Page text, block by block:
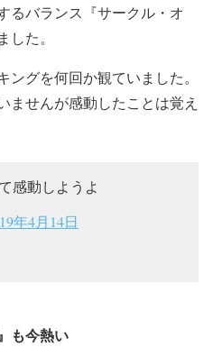
るバランス『サークル・オ
た。
グを何回か観ていました。
ませんが感動したことは覚え
感動しようよ
年4月14日
も今熱い